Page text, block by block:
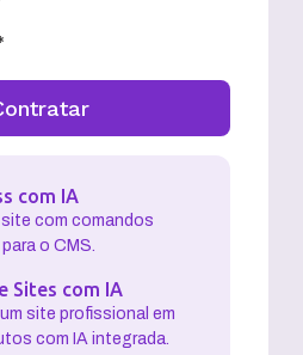
com IA
com comandos
o CMS.
Sites com IA
site profissional em
com IA integrada.